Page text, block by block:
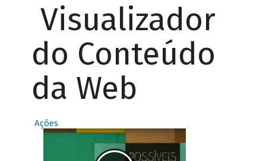
Visualizador
do Conteúdo
da Web
Ações